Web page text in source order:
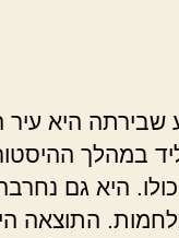
שבירתה היא עיר
במהלך
היא גם
התוצאה